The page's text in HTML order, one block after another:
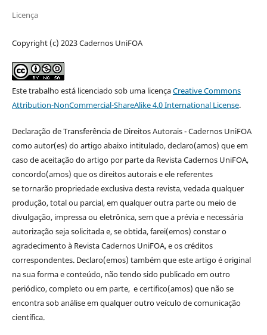
Licença
Copyright (c) 2023 Cadernos UniFOA
Este trabalho está licenciado sob uma licençaCreative Commons
Attribution-NonCommercial-ShareAlike 4.0 International License.
Declaração de Transferência de Direitos Autorais - Cadernos UniFOA
como autor(es) do artigo abaixo intitulado, declaro(amos) que em
caso de aceitação do artigo por parte da Revista Cadernos UniFOA,
concordo(amos) que os direitos autorais e ele referentes
se tornarão propriedade exclusiva desta revista, vedada qualquer
produção, total ou parcial, em qualquer outra parte ou meio de
divulgação, impressa ou eletrônica, sem que a prévia e necessária
autorização seja solicitada e, se obtida, farei(emos) constar o
agradecimento à Revista Cadernos UniFOA, e os créditos
correspondentes. Declaro(emos) também que este artigo é original
na sua forma e conteúdo, não tendo sido publicado em outro
periódico, completo ou em parte, e certifico(amos) que não se
encontra sob análise em qualquer outro veículo de comunicação
científica.